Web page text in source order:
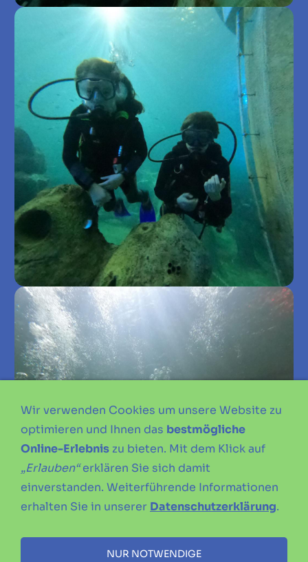
Wir verwenden Cookies um unsere Website zu
optimieren und Ihnen das bestmögliche
Online-Erlebnis zu bieten. Mit dem Klick auf
„Erlauben“erklären Sie sich damit
einverstanden. Weiterführende Informationen
erhalten Sie in unserer Datenschutzerklärung.
NUR NOTWENDIGE